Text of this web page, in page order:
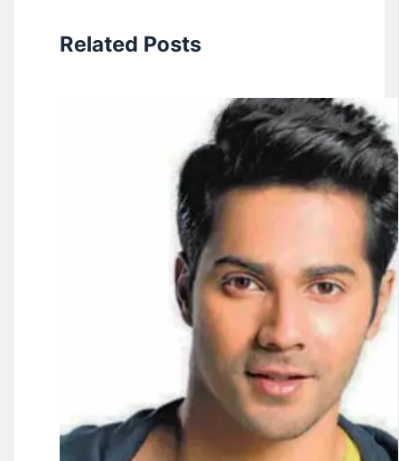
Related Posts